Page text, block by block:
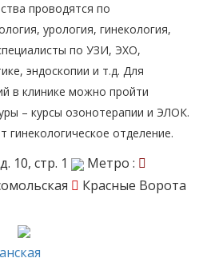
проводятся по
урология, гинекология,
по УЗИ, ЭХО,
эндоскопии и т.д. Для
в клинике можно пройти
– курсы озонотерапии и ЭЛОК.
гинекологическое отделение.
10, стр. 1
Метро :
Красные Ворота